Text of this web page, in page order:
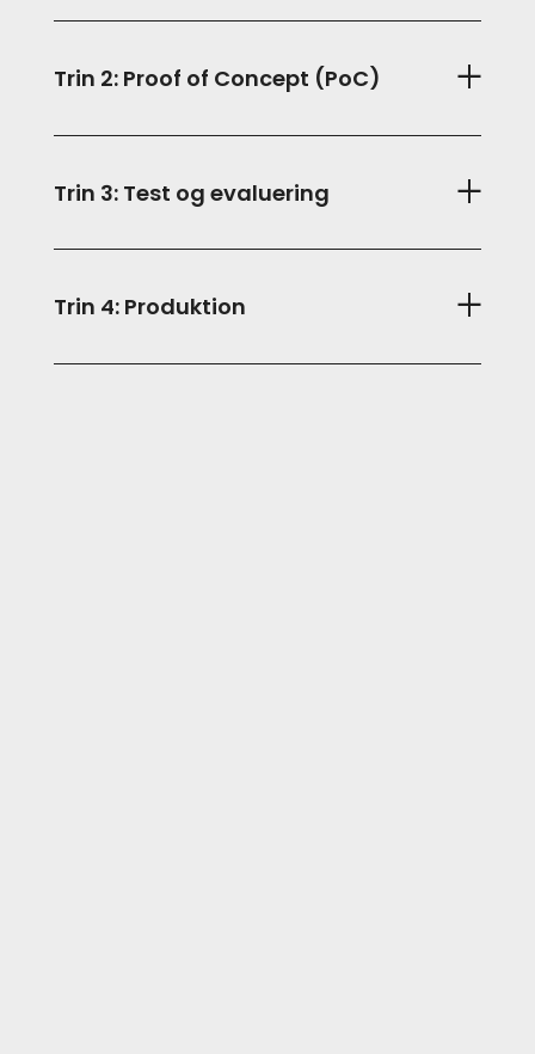
Trin 2: Proof of Concept (PoC)
Trin 3: Test og evaluering
Trin 4: Produktion